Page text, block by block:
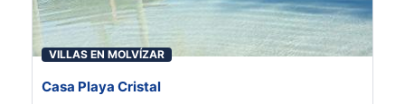
VILLAS EN MOLVÍZAR
Casa Playa Cristal